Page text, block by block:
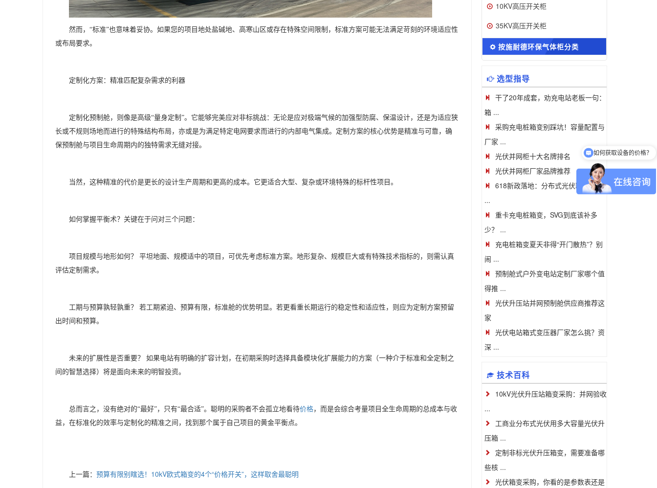
然而， “标准”也意味着妥协。如果您的项目地处盐碱地、高寒山区或存在特殊空间限制，标准方案可能无法满足苛刻的环境适应性
或布局要求。
定制化方案：精准匹配复杂需求的利器
定制化预制舱，则像是高级“量身定制”。它能够完美应对非标挑战：无论是应对极端气候的加强型防腐、保温设计，还是为适应狭
长或不规则场地而进行的特殊结构布局，亦或是为满足特定电网要求而进行的内部电气集成。定制方案的核心优势是精准与可靠，确
保预制舱与项目生命周期内的独特需求无缝对接。
当然，这种精准的代价是更长的设计生产周期和更高的成本。它更适合大型、复杂或环境特殊的标杆性项目。
如何掌握平衡术？关键在于问对三个问题：
项目规模与地形如何？
平坦地面、规模适中的项目，可优先考虑标准方案。地形复杂、规模巨大或有特殊技术指标的，则需认真
评估定制需求。
工期与预算孰轻孰重？
若工期紧迫、预算有限，标准舱的优势明显。若更看重长期运行的稳定性和适应性，则应为定制方案预留
出时间和预算。
未来的扩展性是否重要？
如果电站有明确的扩容计划，在初期采购时选择具备模块化扩展能力的方案（一种介于标准和全定制之
间的智慧选择）将是面向未来的明智投资。
总而言之，没有绝对的“最好”，只有“最合适”。聪明的采购者不会孤立地看待价格，而是会综合考量项目全生命周期的总成本与收
益，在标准化的效率与定制化的精准之间，找到那个属于自己项目的黄金平衡点。
上一篇： 预算有限别瞎选！10kV欧式箱变的4个“价格开关”，这样取舍最聪明​
10KV高压开关柜
35KV高压开关柜
按施耐德环保气体柜分类
选型指导
干了20年成套，劝充电站老板一句：
箱 ...
采购充电桩箱变别踩坑！容量配置与
厂家 ...
光伏并网柜十大名牌排名
光伏并网柜厂家品牌推荐
618新政落地：分布式光伏取消80%
...
重卡充电桩箱变，SVG到底该补多
少？ ...
充电桩箱变夏天非得“开门散热”？别
闹 ...
预制舱式户外变电站定制厂家哪个值
得推 ...
光伏升压站并网预制舱供应商推荐这
家
光伏电站箱式变压器厂家怎么挑？资
深 ...
技术百科
10kV光伏升压站箱变采购：并网验收
...
工商业分布式光伏用多大容量光伏升
压箱 ...
定制非标光伏升压箱变，需要准备哪
些核 ...
光伏箱变采购，你看的是参数表还是
可以介绍下你们的产品么